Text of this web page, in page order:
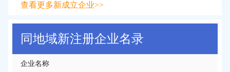
查看更多新成立企业>>
同地域新注册企业名录
企业名称